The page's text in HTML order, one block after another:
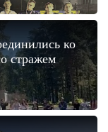
ко
стражем